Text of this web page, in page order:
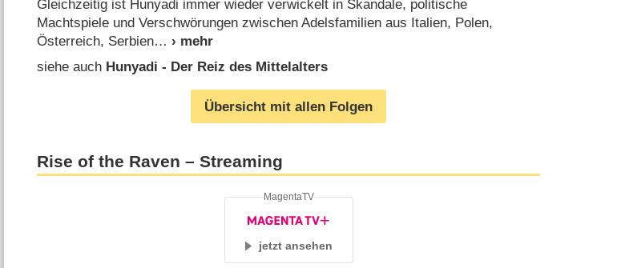
Gleichzeitig ist Hunyadi immer wieder verwickelt in Skandale, politische
Machtspiele und Verschwörungen zwischen Adelsfamilien aus Italien, Polen,
Österreich, Serbien
siehe auch Hunyadi - Der Reiz des Mittelalters
Übersicht mit allen Folgen
Rise of the Raven – Streaming
jetzt ansehen
MagentaTV